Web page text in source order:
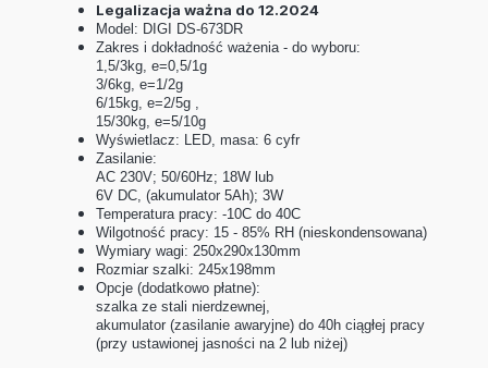
Legalizacja ważna do 12.2024
Model: DIGI DS-673DR
Zakres i dokładność ważenia - do wyboru:
1,5/3kg, e=0,5/1g
3/6kg, e=1/2g
6/15kg, e=2/5g ,
15/30kg, e=5/10g
Wyświetlacz: LED, masa: 6 cyfr
Zasilanie:
AC 230V; 50/60Hz; 18W lub
6V DC, (akumulator 5Ah); 3W
Temperatura pracy: -10C do 40C
Wilgotność pracy: 15 - 85% RH (nieskondensowana)
Wymiary wagi: 250x290x130mm
Rozmiar szalki: 245x198mm
Opcje (dodatkowo płatne):
szalka ze stali nierdzewnej,
akumulator (zasilanie awaryjne) do 40h ciągłej pracy
(przy ustawionej jasności na 2 lub niżej)